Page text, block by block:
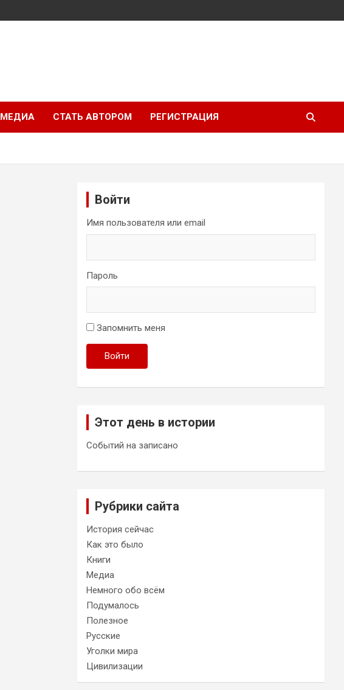
МЕДИА СТАТЬ АВТОРОМ РЕГИСТРАЦИЯ
Войти
Имя пользователя или email
Пароль
Запомнить меня
Войти
Этот день в истории
Событий на записано
Рубрики сайта
История сейчас
Как это было
Книги
Медиа
Немного обо всём
Подумалось
Полезное
Русские
Уголки мира
Цивилизации